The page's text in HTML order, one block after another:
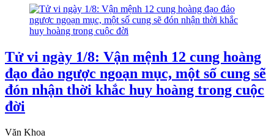
Tử vi ngày 1/8: Vận mệnh 12 cung hoàng
đạo đảo ngược ngoạn mục, một số cung sẽ
đón nhận thời khắc huy hoàng trong cuộc
đời
Văn Khoa